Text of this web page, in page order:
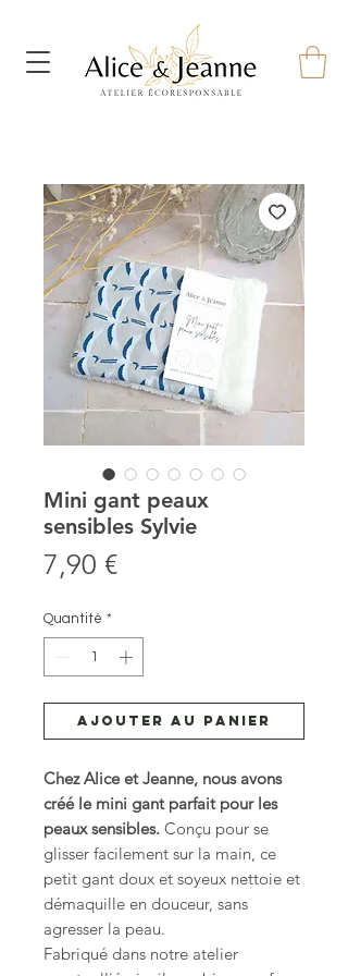
Mini gant peaux
sensibles Sylvie
7,90 €Prix
Quantité *
Ajouter au panier
Chez Alice et Jeanne, nous avons
créé le mini gant parfait pour les
peaux sensibles. Conçu pour se
glisser facilement sur la main, ce
petit gant doux et soyeux nettoie et
démaquille en douceur, sans
agresser la peau.
Fabriqué dans notre atelier